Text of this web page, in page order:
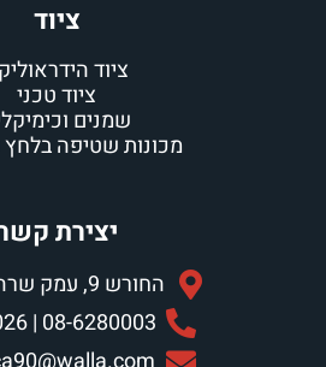
ציוד
ציוד
ציוד טכני
שמנים
מכונות שטיפה בלחץ
יצירת
החורש 9, עמק שרה, באר שבע
08-6280003 | 08-6234026